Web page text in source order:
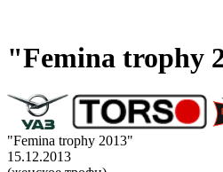
"Femina trophy
"Femina trophy 2013"
15.12.2013